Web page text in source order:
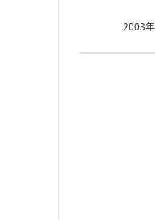
2003